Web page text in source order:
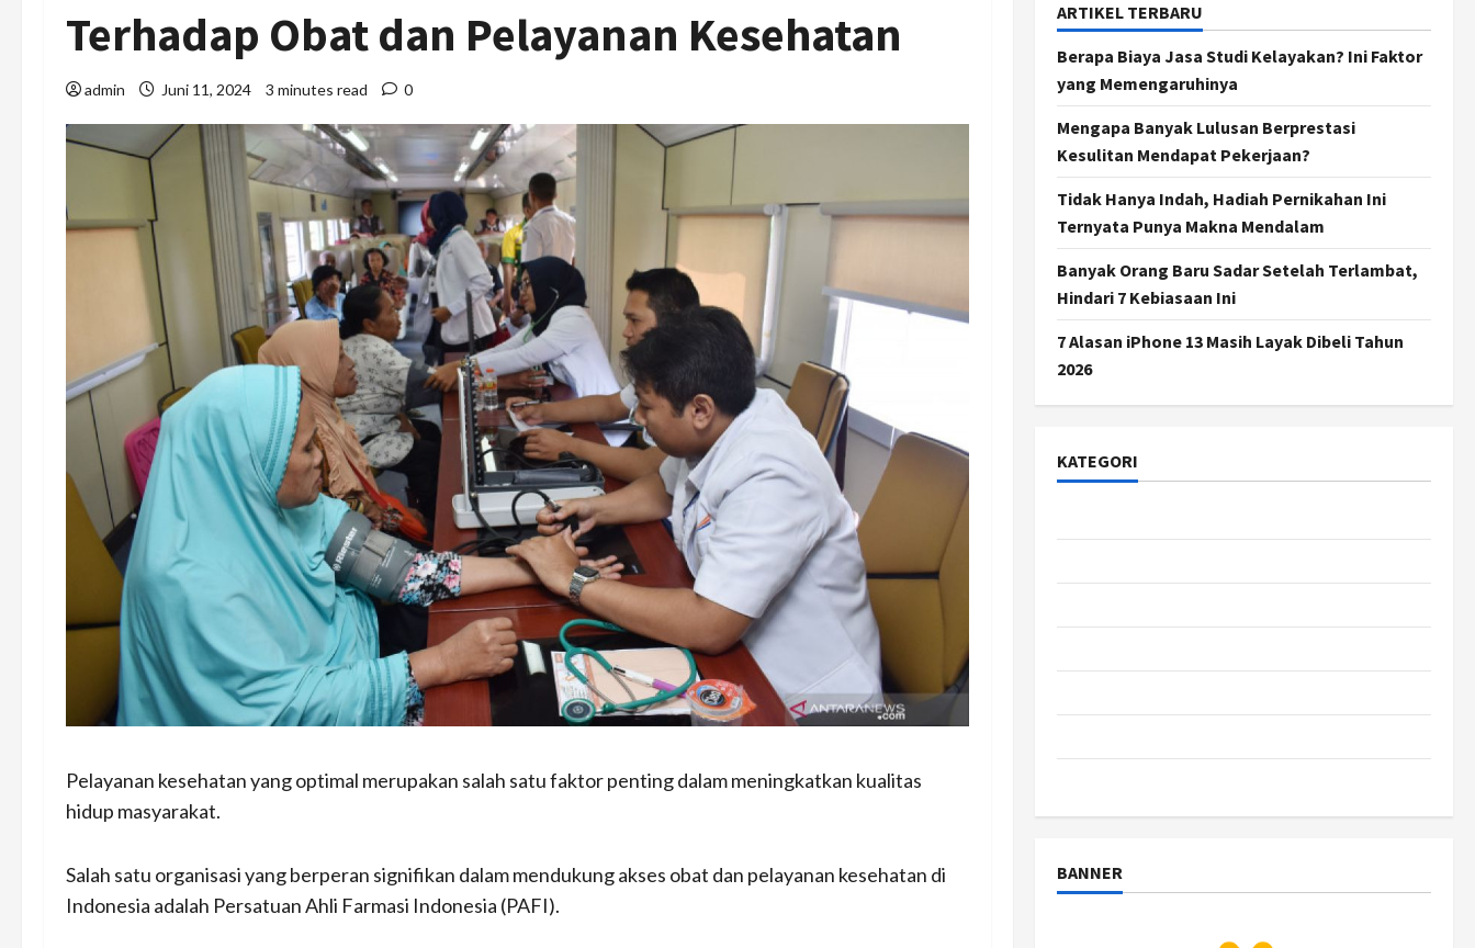
Terhadap Obat dan Pelayanan Kesehatan
admin Juni 11, 2024 3 minutes read 0
Pelayanan kesehatan yang optimal merupakan salah satu faktor penting dalam meningkatkan kualitas
hidup masyarakat.
Salah satu organisasi yang berperan signifikan dalam mendukung akses obat dan pelayanan kesehatan di
Indonesia adalah Persatuan Ahli Farmasi Indonesia (PAFI).
ARTIKEL TERBARU
Berapa Biaya Jasa Studi Kelayakan? Ini Faktor
yang Memengaruhinya
Mengapa Banyak Lulusan Berprestasi
Kesulitan Mendapat Pekerjaan?
Tidak Hanya Indah, Hadiah Pernikahan Ini
Ternyata Punya Makna Mendalam
Banyak Orang Baru Sadar Setelah Terlambat,
Hindari 7 Kebiasaan Ini
7 Alasan iPhone 13 Masih Layak Dibeli Tahun
2026
KATEGORI
BANNER